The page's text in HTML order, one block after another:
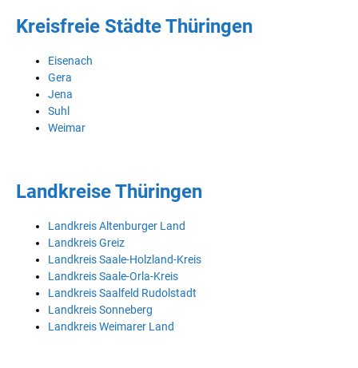
Kreisfreie Städte Thüringen
Eisenach
Gera
Jena
Suhl
Weimar
Landkreise Thüringen
Landkreis Altenburger Land
Landkreis Greiz
Landkreis Saale-Holzland-Kreis
Landkreis Saale-Orla-Kreis
Landkreis Saalfeld Rudolstadt
Landkreis Sonneberg
Landkreis Weimarer Land